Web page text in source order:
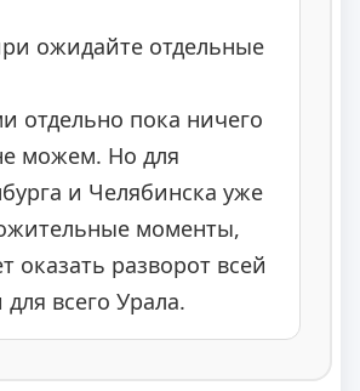
ожидайте отдельные
отдельно пока ничего
можем. Но для
и Челябинска уже
моменты,
оказать разворот всей
всего Урала.